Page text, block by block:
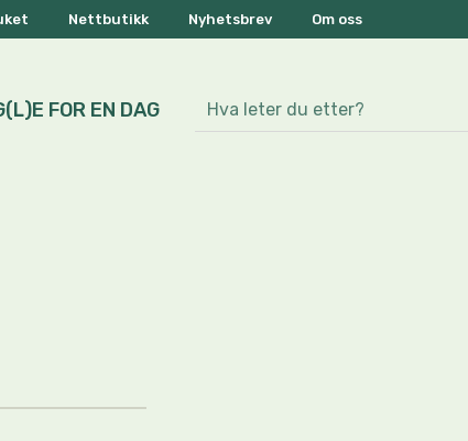
Nettbutikk Nyhetsbrev Om oss
FOR EN DAG